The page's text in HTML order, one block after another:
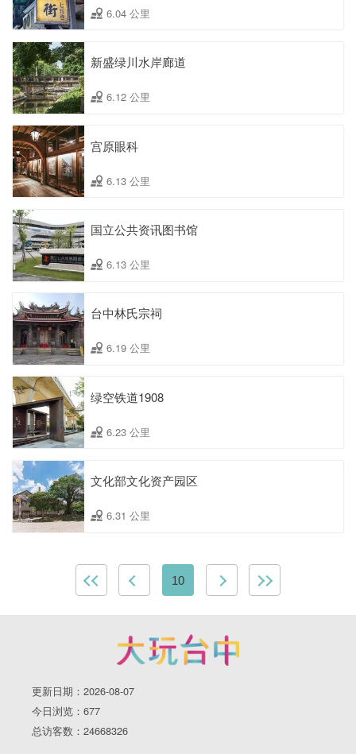
6.04 公里
新盛绿川水岸廊道
6.12 公里
宫原眼科
6.13 公里
国立公共资讯图书馆
6.13 公里
台中林氏宗祠
6.19 公里
绿空铁道1908
6.23 公里
文化部文化资产园区
6.31 公里
10
更新日期：2026-08-07
今日浏览：677
总访客数：24668326